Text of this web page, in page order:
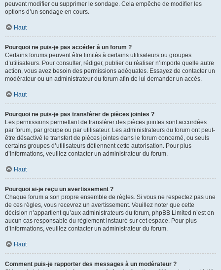
peuvent modifier ou supprimer le sondage. Cela empêche de modifier les
options d’un sondage en cours.
Haut
Pourquoi ne puis-je pas accéder à un forum ?
Certains forums peuvent être limités à certains utilisateurs ou groupes
d’utilisateurs. Pour consulter, rédiger, publier ou réaliser n’importe quelle autre
action, vous avez besoin des permissions adéquates. Essayez de contacter un
modérateur ou un administrateur du forum afin de lui demander un accès.
Haut
Pourquoi ne puis-je pas transférer de pièces jointes ?
Les permissions permettant de transférer des pièces jointes sont accordées
par forum, par groupe ou par utilisateur. Les administrateurs du forum ont peut-
être désactivé le transfert de pièces jointes dans le forum concerné, ou seuls
certains groupes d’utilisateurs détiennent cette autorisation. Pour plus
d’informations, veuillez contacter un administrateur du forum.
Haut
Pourquoi ai-je reçu un avertissement ?
Chaque forum a son propre ensemble de règles. Si vous ne respectez pas une
de ces règles, vous recevrez un avertissement. Veuillez noter que cette
décision n’appartient qu’aux administrateurs du forum, phpBB Limited n’est en
aucun cas responsable du règlement instauré sur cet espace. Pour plus
d’informations, veuillez contacter un administrateur du forum.
Haut
Comment puis-je rapporter des messages à un modérateur ?